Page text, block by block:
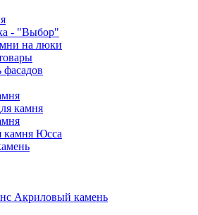
- "Выбор"
на люки
фасадов
камня
камня Юсса
Акриловый камень